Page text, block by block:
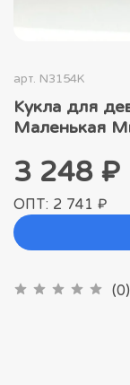
арт. N3154K
Кукла для
Маленькая
(0)
3 248 ₽
ОПТ: 2 741 ₽